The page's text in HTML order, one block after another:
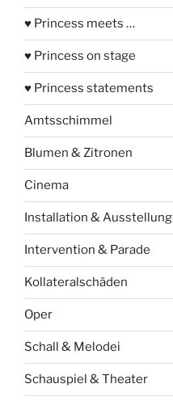
♥ Princess meets …
♥ Princess on stage
♥ Princess statements
Amtsschimmel
Blumen & Zitronen
Cinema
Installation & Ausstellung
Intervention & Parade
Kollateralschäden
Oper
Schall & Melodei
Schauspiel & Theater